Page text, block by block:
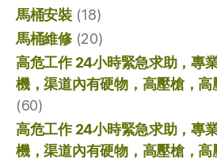
馬桶安裝(18)
馬桶維修(20)
高危工作 24小時緊急求助，專
機，渠道內有硬物，高壓槍，
(60)
高危工作 24小時緊急求助，專
機，渠道內有硬物，高壓槍，